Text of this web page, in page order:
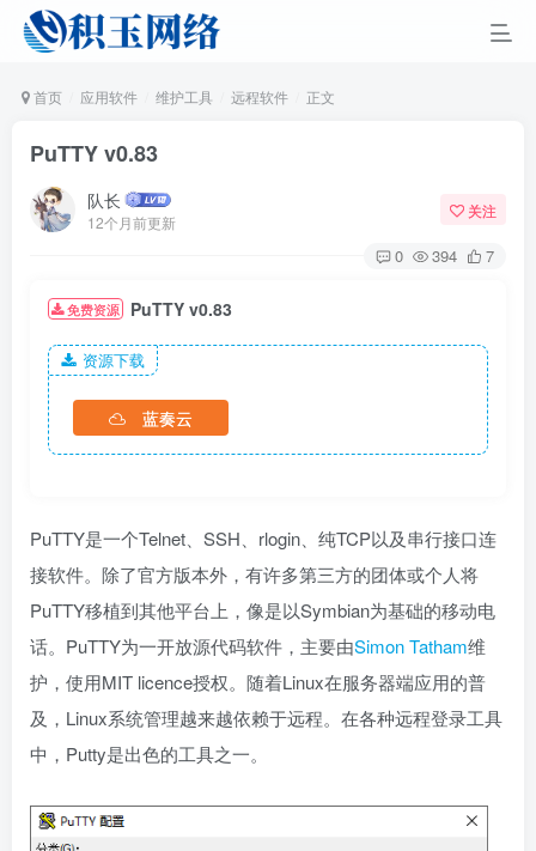
首页 应用软件 维护工具 远程软件 正文
PuTTY v0.83
队长
12个月前更新
关注
0 394 7
免费资源 PuTTY v0.83
资源下载
蓝奏云
PuTTY是一个Telnet、SSH、rlogin、纯TCP以及串行接口连
接软件。除了官方版本外，有许多第三方的团体或个人将
PuTTY移植到其他平台上，像是以Symbian为基础的移动电
话。PuTTY为一开放源代码软件，主要由Simon Tatham维
护，使用MIT licence授权。随着Linux在服务器端应用的普
及，Linux系统管理越来越依赖于远程。在各种远程登录工具
中，Putty是出色的工具之一。